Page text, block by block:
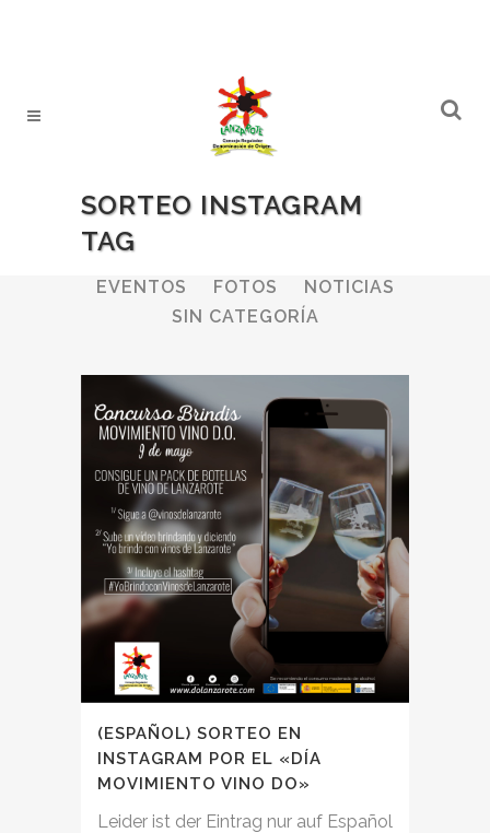
SORTEO INSTAGRAM
TAG
ALL
EVENTOS
FOTOS
NOTICIAS
SIN CATEGORÍA
(ESPAÑOL) SORTEO EN
INSTAGRAM POR EL «DÍA
MOVIMIENTO VINO DO»
Leider ist der Eintrag nur auf Español